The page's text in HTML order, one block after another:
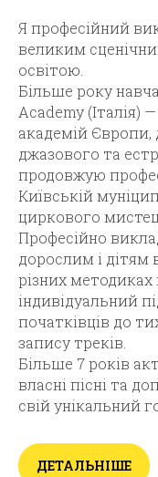
Я професійний
великим
освітою.
Більше року
Academy (Італія)
академій Європи,
джазового та
продовжую
Київській
циркового
Професійно
дорослим і дітям
різних
індивідуальний
початківців до
запису треків.
Більше 7 років
власні пісні та
свій унікальний
ДЕТАЛЬНІШЕ